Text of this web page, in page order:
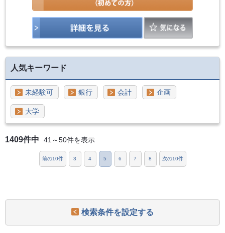
人気キーワード
未経験可 銀行 会計 企画
大学
1409件中 41～50件を表示
前の10件 3 4 5 6 7 8 次の10件
検索条件を設定する